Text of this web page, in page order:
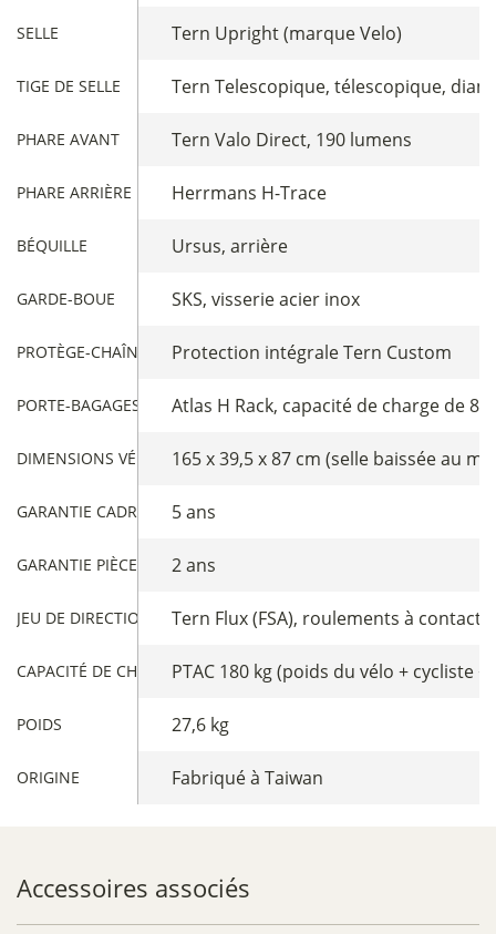
SELLE Tern Upright (marque Velo)
TIGE DE SELLE Tern Telescopique, télescopique,
PHARE AVANT Tern Valo Direct, 190 lumens
PHARE ARRIÈRE Herrmans H-Trace
BÉQUILLE Ursus, arrière
GARDE-BOUE SKS, visserie acier inox
PROTÈGE-CHAÎNE Protection intégrale Tern Custom
PORTE-BAGAGES ARRIÈREAtlas H Rack, capacité de charge de
DIMENSIONS VÉLO PLIÉ165 x 39,5 x 87 cm (selle baissée au
GARANTIE CADRE 5 ans
GARANTIE PIÈCES 2 ans
JEU DE DIRECTION Tern Flux (FSA), roulements à contact
CAPACITÉ DE CHARGEPTAC 180 kg (poids du vélo + cycliste
POIDS 27,6 kg
ORIGINE Fabriqué à Taiwan
Accessoires associés